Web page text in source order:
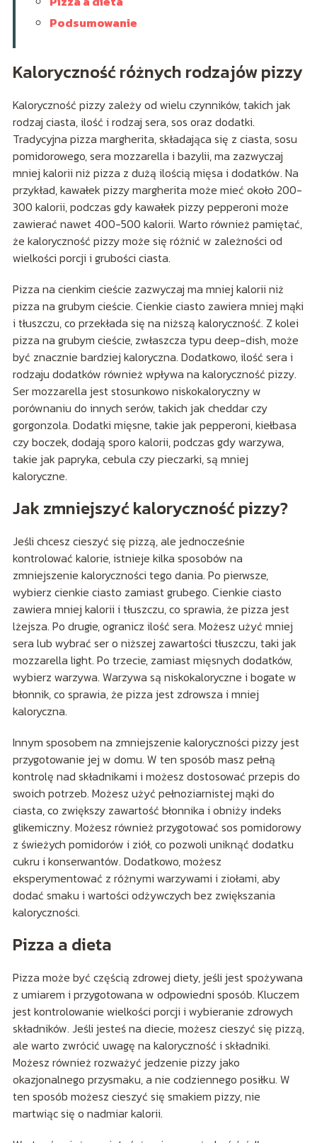
Podsumowanie
Kaloryczność różnych rodzajów pizzy
Kaloryczność pizzy zależy od wielu czynników, takich jak
rodzaj ciasta, ilość i rodzaj sera, sos oraz dodatki.
Tradycyjna pizza margherita, składająca się z ciasta, sosu
pomidorowego, sera mozzarella i bazylii, ma zazwyczaj
mniej kalorii niż pizza z dużą ilością mięsa i dodatków. Na
przykład, kawałek pizzy margherita może mieć około 200-
300 kalorii, podczas gdy kawałek pizzy pepperoni może
zawierać nawet 400-500 kalorii. Warto również pamiętać,
że kaloryczność pizzy może się różnić w zależności od
wielkości porcji i grubości ciasta.
Pizza na cienkim cieście zazwyczaj ma mniej kalorii niż
pizza na grubym cieście. Cienkie ciasto zawiera mniej mąki
i tłuszczu, co przekłada się na niższą kaloryczność. Z kolei
pizza na grubym cieście, zwłaszcza typu deep-dish, może
być znacznie bardziej kaloryczna. Dodatkowo, ilość sera i
rodzaju dodatków również wpływa na kaloryczność pizzy.
Ser mozzarella jest stosunkowo niskokaloryczny w
porównaniu do innych serów, takich jak cheddar czy
gorgonzola. Dodatki mięsne, takie jak pepperoni, kiełbasa
czy boczek, dodają sporo kalorii, podczas gdy warzywa,
takie jak papryka, cebula czy pieczarki, są mniej
kaloryczne.
Jak zmniejszyć kaloryczność pizzy?
Jeśli chcesz cieszyć się pizzą, ale jednocześnie
kontrolować kalorie, istnieje kilka sposobów na
zmniejszenie kaloryczności tego dania. Po pierwsze,
wybierz cienkie ciasto zamiast grubego. Cienkie ciasto
zawiera mniej kalorii i tłuszczu, co sprawia, że pizza jest
lżejsza. Po drugie, ogranicz ilość sera. Możesz użyć mniej
sera lub wybrać ser o niższej zawartości tłuszczu, taki jak
mozzarella light. Po trzecie, zamiast mięsnych dodatków,
wybierz warzywa. Warzywa są niskokaloryczne i bogate w
błonnik, co sprawia, że pizza jest zdrowsza i mniej
kaloryczna.
Innym sposobem na zmniejszenie kaloryczności pizzy jest
przygotowanie jej w domu. W ten sposób masz pełną
kontrolę nad składnikami i możesz dostosować przepis do
swoich potrzeb. Możesz użyć pełnoziarnistej mąki do
ciasta, co zwiększy zawartość błonnika i obniży indeks
glikemiczny. Możesz również przygotować sos pomidorowy
z świeżych pomidorów i ziół, co pozwoli uniknąć dodatku
cukru i konserwantów. Dodatkowo, możesz
eksperymentować z różnymi warzywami i ziołami, aby
dodać smaku i wartości odżywczych bez zwiększania
kaloryczności.
Pizza a dieta
Pizza może być częścią zdrowej diety, jeśli jest spożywana
z umiarem i przygotowana w odpowiedni sposób. Kluczem
jest kontrolowanie wielkości porcji i wybieranie zdrowych
składników. Jeśli jesteś na diecie, możesz cieszyć się pizzą,
ale warto zwrócić uwagę na kaloryczność i składniki.
Możesz również rozważyć jedzenie pizzy jako
okazjonalnego przysmaku, a nie codziennego posiłku. W
ten sposób możesz cieszyć się smakiem pizzy, nie
martwiąc się o nadmiar kalorii.